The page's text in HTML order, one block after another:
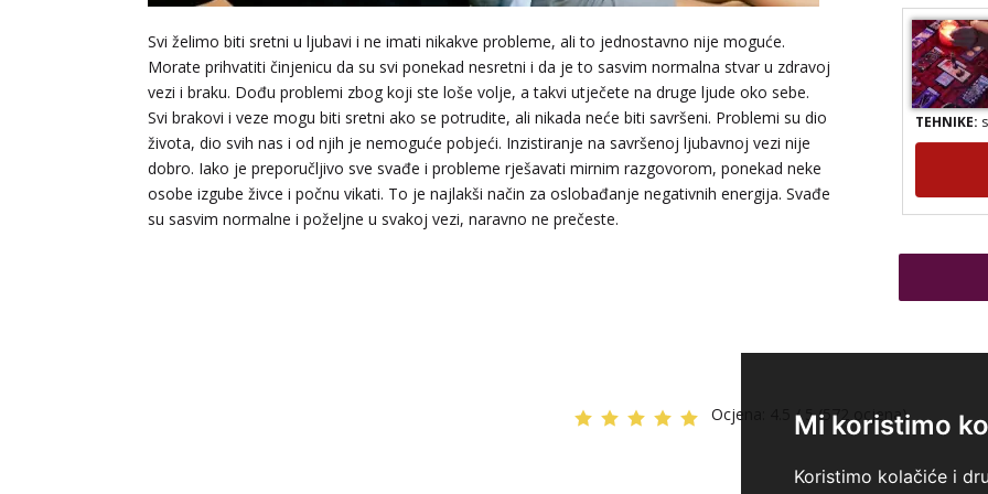
Mi koristimo
Koristimo kolačiće i
Svi želimo biti sretni u ljubavi i ne imati nikakve probleme, ali to jednostavno nije moguće.
Morate prihvatiti činjenicu da su svi ponekad nesretni i da je to sasvim normalna stvar u zdravoj
vezi i braku. Dođu problemi zbog koji ste loše volje, a takvi utječete na druge ljude oko sebe.
Svi brakovi i veze mogu biti sretni ako se potrudite, ali nikada neće biti savršeni. Problemi su dio
života, dio svih nas i od njih je nemoguće pobjeći. Inzistiranje na savršenoj ljubavnoj vezi nije
dobro. Iako je preporučljivo sve svađe i probleme rješavati mirnim razgovorom, ponekad neke
osobe izgube živce i počnu vikati. To je najlakši način za oslobađanje negativnih energija. Svađe
su sasvim normalne i poželjne u svakoj vezi, naravno ne prečeste.
TEHNIKE:
Ocjena: 4.5 / 5 (572 ocjena)